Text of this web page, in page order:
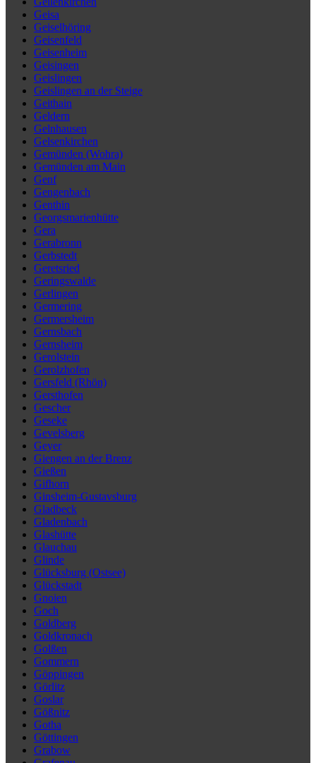
Geisa
Geiselhöring
Geisenfeld
Geisenheim
Geisingen
Geislingen
Geislingen an der Steige
Geithain
Geldern
Gelnhausen
Gelsenkirchen
Gemünden (Wohra)
Gemünden am Main
Genf
Gengenbach
Genthin
Georgsmarienhütte
Gera
Gerabronn
Gerbstedt
Geretsried
Geringswalde
Gerlingen
Germering
Germersheim
Gernsbach
Gernsheim
Gerolstein
Gerolzhofen
Gersfeld (Rhön)
Gersthofen
Gescher
Geseke
Gevelsberg
Geyer
Giengen an der Brenz
Gießen
Gifhorn
Ginsheim-Gustavsburg
Gladbeck
Gladenbach
Glashütte
Glauchau
Glinde
Glücksburg (Ostsee)
Glückstadt
Gnoien
Goch
Goldberg
Goldkronach
Golßen
Gommern
Göppingen
Görlitz
Goslar
Gößnitz
Gotha
Göttingen
Grabow